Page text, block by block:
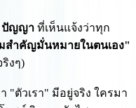
ปัญญาที่เห็นแจ้งว่าทุก
สำคัญมั่นหมายในตนเอง"
งๆ)
"ตัวเรา" มีอยู่จริง ใครมา